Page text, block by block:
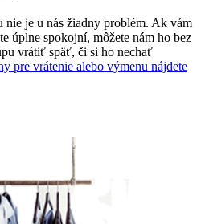
nie je u nás žiadny problém. Ak vám
úplne spokojní, môžete nám ho bez
vrátiť späť, či si ho nechať
pre vrátenie alebo výmenu nájdete